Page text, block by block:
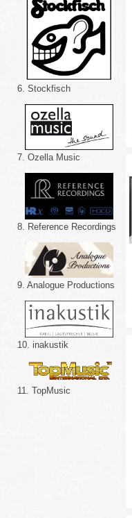
6. Stockfisch
7. Ozella Music
8. Reference Recordings
9. Analogue Productions
10. inakustik
11. TopMusic